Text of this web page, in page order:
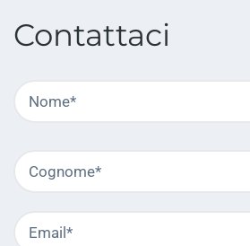
Contattaci
Nome
Cognome
Email